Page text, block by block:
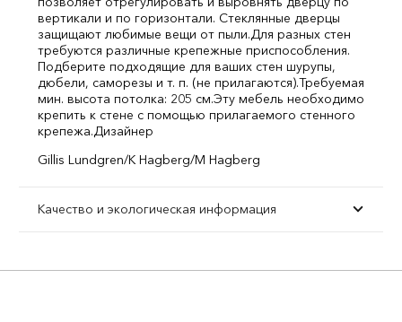
вертикали и по горизонтали. Стеклянные дверцы
защищают любимые вещи от пыли.Для разных стен
требуются различные крепежные приспособления.
Подберите подходящие для ваших стен шурупы,
дюбели, саморезы и т. п. (не прилагаются).Требуемая
мин. высота потолка: 205 см.Эту мебель необходимо
крепить к стене с помощью прилагаемого стенного
крепежа.Дизайнер
Gillis Lundgren/K Hagberg/M Hagberg
Качество и экологическая информация